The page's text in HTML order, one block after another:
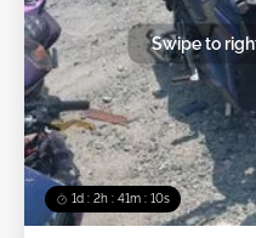
1d : 2h : 41m : 08s
Swipe to